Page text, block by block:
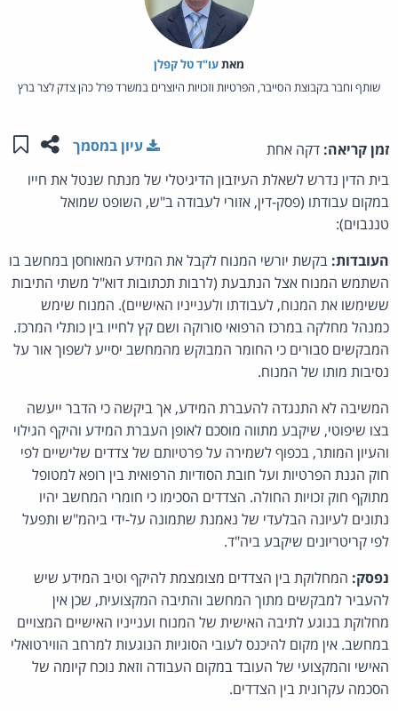
מאת‏עו"ד טל קפלן
שותף וחבר בקבוצת הסייבר, הפרטיות וזכויות היוצרים במשרד פרל כהן צדק לצר ברץ
זמן קריאה: דקה אחת שתפו
עיון במסמך
בית הדין נדרש לשאלת העיזבון הדיגיטלי של מנתח שנטל את חייו
במקום עבודתו (פסק-דין, אזורי לעבודה ב"ש, השופט שמואל
טננבוים):
העובדות: בקשת יורשי המנוח לקבל את המידע המאוחסן במחשב בו
השתמש המנוח אצל הנתבעת (לרבות תכתובות דוא"ל משתי התיבות
ששימשו את המנוח, לעבודתו ולענייניו האישיים). המנוח שימש
כמנהל מחלקה במרכז הרפואי סורוקה ושם קץ לחייו בין כותלי המרכז.
המבקשים סבורים כי החומר המבוקש מהמחשב יסייע לשפוך אור על
נסיבות מותו של המנוח.
המשיבה לא התנגדה להעברת המידע, אך ביקשה כי הדבר ייעשה
בצו שיפוטי, שיקבע מתווה מוסכם לאופן העברת המידע והיקף הגילוי
והעיון המותר, בכפוף לשמירה על פרטיותם של צדדים שלישיים לפי
חוק הגנת הפרטיות ועל חובת הסודיות הרפואית בין רופא למטופל
מתוקף חוק זכויות החולה. הצדדים הסכימו כי חומרי המחשב יהיו
נתונים לעיונה הבלעדי של נאמנת שתמונה על-ידי ביהמ"ש ותפעל
לפי קריטריונים שיקבע ביה"ד.
נפסק: המחלוקת בין הצדדים מצומצמת להיקף וטיב המידע שיש
להעביר למבקשים מתוך המחשב והתיבה המקצועית, שכן אין
מחלוקת בנוגע לתיבה האישית של המנוח וענייניו האישיים המצויים
במחשב. אין מקום להיכנס לעובי הסוגיות הנוגעות למרחב הווירטואלי
האישי והמקצועי של העובד במקום העבודה וזאת נוכח קיומה של
הסכמה עקרונית בין הצדדים.